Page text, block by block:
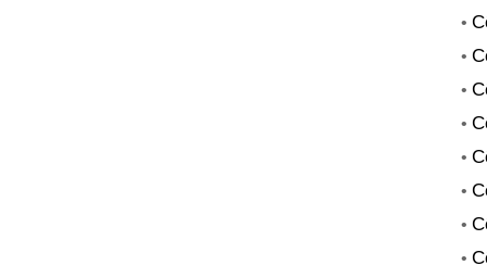
•
•
•
•
•
•
•
•